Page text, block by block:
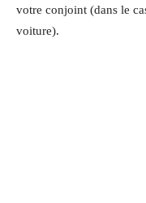
votre conjoint (dans le
voiture).